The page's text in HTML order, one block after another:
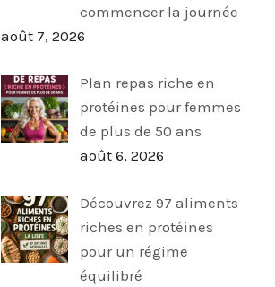
commencer la journée
août 7, 2026
Plan repas riche en
protéines pour femmes
de plus de 50 ans
août 6, 2026
Découvrez 97 aliments
riches en protéines
pour un régime
équilibré